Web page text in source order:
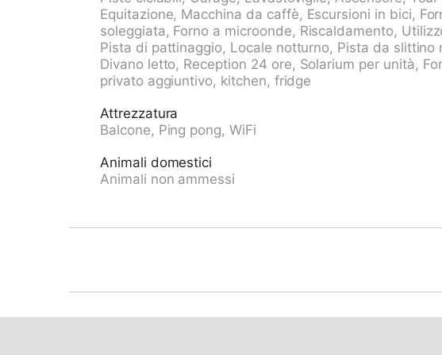
bus 300 m, scuola di sci 500 m, pista per slitte 700 m,
pattinaggio 1.5 km. Sentieri escursionistici: Rienerhorn,
4° piano esposti a sud hanno una splendida vista sulle
3.00/giorno in estate, CHF 5.00/giorno in inverno.
CHF 8.00/giorno in inverno. Prenotazione all'arrivo.
Equitazione, Macchina da caffè, Escursioni in bici,
soleggiata, Forno a microonde, Riscaldamento,
Pista di pattinaggio, Locale notturno, Pista da slittino
Divano letto, Reception 24 ore, Solarium per unità,
privato aggiuntivo, kitchen, fridge
Attrezzatura
Balcone, Ping pong, WiFi
Animali domestici
Animali non ammessi